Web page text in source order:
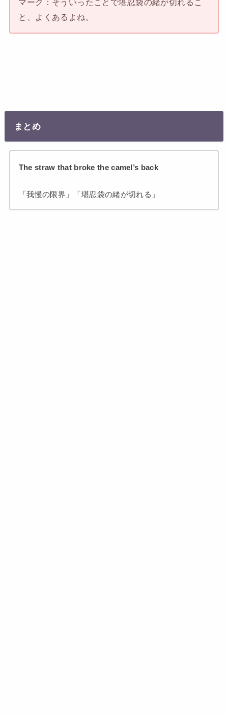
マーク：そういったことで堪忍袋の緒が切れるこ
と、よくあるよね。
まとめ
The straw that broke the camel’s back
「我慢の限界」「堪忍袋の緒が切れる」